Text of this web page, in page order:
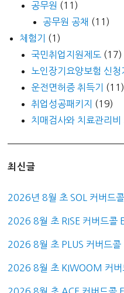
공무원 (11)
공무원 공채 (11)
체험기
(1)
국민취업지원제도 (17)
노인장기요양보험 신청
운전면허증 취득기
(11)
취업성공패키지
(19)
치매검사와 치료관리비
최신글
2026년 8월 초 SOL 커버드
2026 8월 초 RISE 커버드콜
2026 8월 초 PLUS 커버드콜
2026 8월 초 KIWOOM 커버